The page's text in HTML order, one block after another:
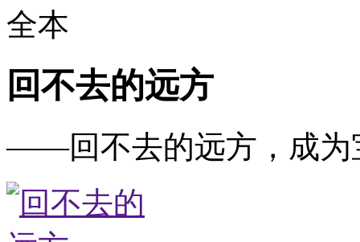
全本
回不去的远方
——回不去的远方，成为